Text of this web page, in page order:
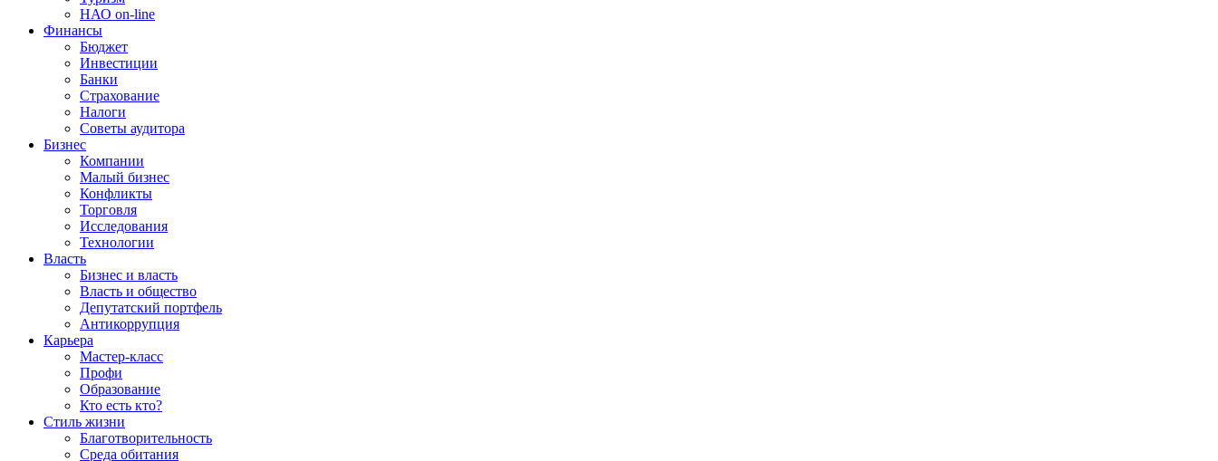
НАО on-line
Финансы
Бюджет
Инвестиции
Банки
Страхование
Налоги
Советы аудитора
Бизнес
Компании
Малый бизнес
Конфликты
Торговля
Исследования
Технологии
Власть
Бизнес и власть
Власть и общество
Депутатский портфель
Антикоррупция
Карьера
Мастер-класс
Профи
Образование
Кто есть кто?
Стиль жизни
Благотворительность
Среда обитания